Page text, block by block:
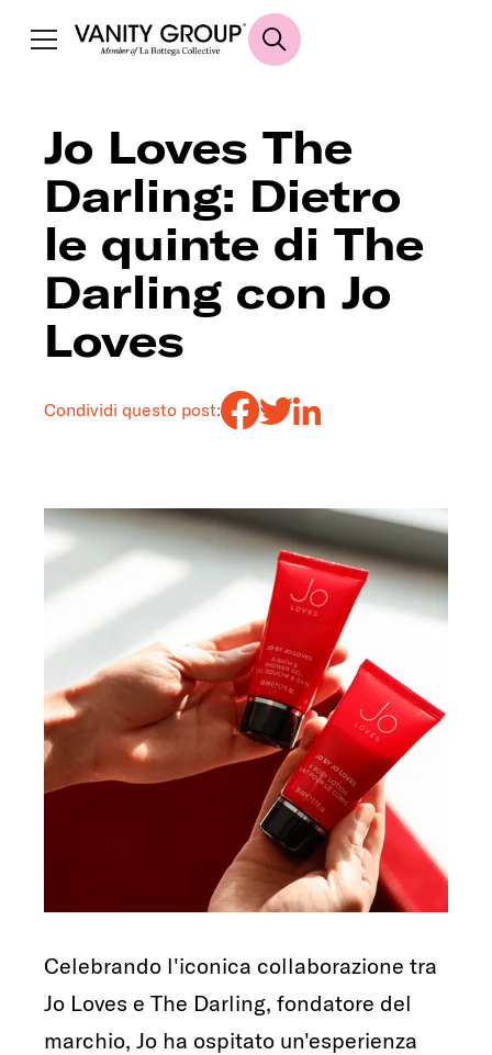
Jo Loves The
Darling: Dietro
le quinte di The
Darling con Jo
Loves
Condividi questo post:
Celebrando l'iconica collaborazione tra
Jo Loves e The Darling, fondatore del
marchio, Jo ha ospitato un'esperienza